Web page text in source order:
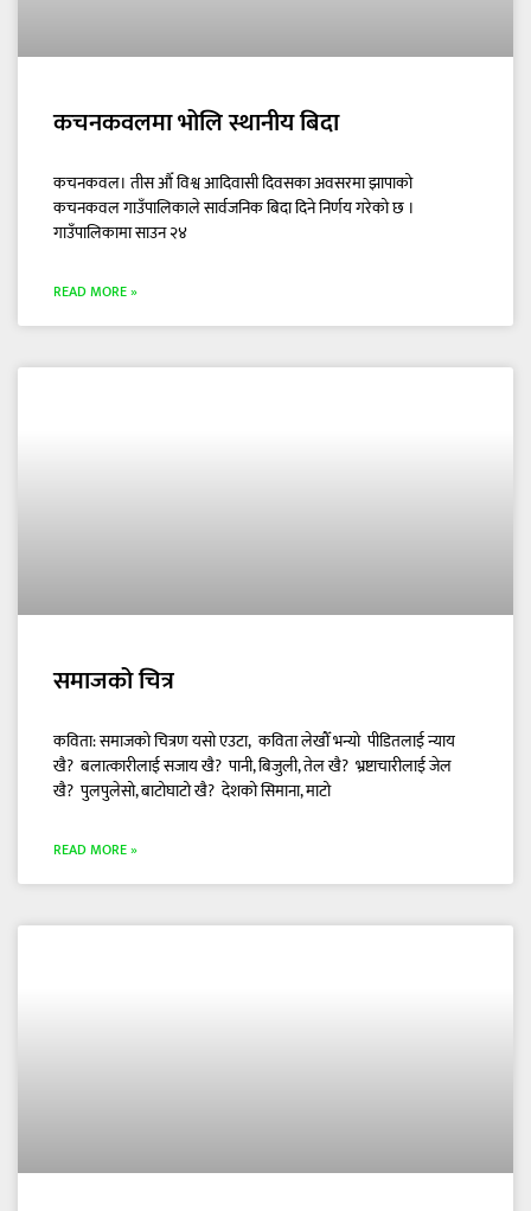
कचनकवलमा भोलि स्थानीय बिदा
कचनकवल। तीस औँ विश्व आदिवासी दिवसका अवसरमा झापाको
कचनकवल गाउँपालिकाले सार्वजनिक बिदा दिने निर्णय गरेको छ ।
गाउँपालिकामा साउन २४
READ MORE »
समाजको चित्र
कविता: समाजको चित्रण यसो एउटा, कविता लेखौँ भन्यो पीडितलाई न्याय
खै? बलात्कारीलाई सजाय खै? पानी, बिजुली, तेल खै? भ्रष्टाचारीलाई जेल
खै? पुलपुलेसो, बाटोघाटो खै? देशको सिमाना, माटो
READ MORE »